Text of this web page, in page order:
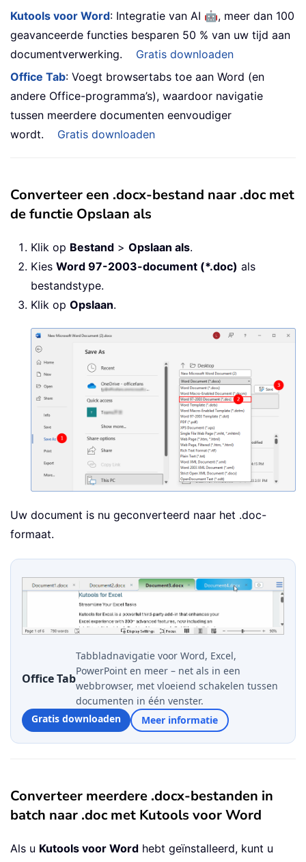
Kutools voor Word: Integratie van AI 🤖, meer dan 100
geavanceerde functies besparen 50 % van uw tijd aan
documentverwerking.
Gratis downloaden
Office Tab: Voegt browsertabs toe aan Word (en
andere Office-programma’s), waardoor navigatie
tussen meerdere documenten eenvoudiger
wordt.
Gratis downloaden
Converteer een .docx-bestand naar .doc met
de functie Opslaan als
Klik op Bestand > Opslaan als.
Kies Word 97-2003-document (*.doc) als
bestandstype.
Klik op Opslaan.
Uw document is nu geconverteerd naar het .doc-
formaat.
Office Tab
Tabbladnavigatie voor Word, Excel,
PowerPoint en meer – net als in een
webbrowser, met vloeiend schakelen tussen
documenten in één venster.
Gratis downloaden
Meer informatie
Converteer meerdere .docx-bestanden in
batch naar .doc met Kutools voor Word
Als u Kutools voor Word hebt geïnstalleerd, kunt u